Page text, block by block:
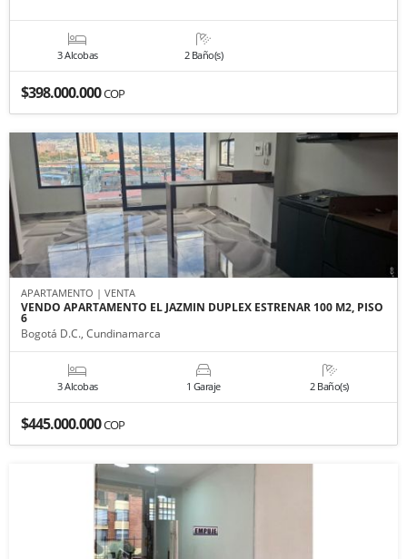
3 Alcobas 2 Baño(s)
$398.000.000COP
APARTAMENTO | VENTA
VENDO APARTAMENTO EL JAZMIN DUPLEX ESTRENAR 100 M2, PISO
6
Bogotá D.C., Cundinamarca
3 Alcobas 1 Garaje 2 Baño(s)
$445.000.000COP